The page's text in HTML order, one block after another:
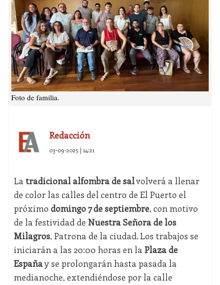
Foto de familia.
Redacción
03-09-2025 | 14:21
La tradicional alfombra de salvolverá a llenar
de color las calles del centro de El Puerto el
próximo domingo 7 de septiembre, con motivo
de la festividad de Nuestra Señora de los
Milagros, Patrona de la ciudad. Los trabajos se
iniciarán a las 20:00 horas en la Plaza de
Españay se prolongarán hasta pasada la
medianoche, extendiéndose por la calle